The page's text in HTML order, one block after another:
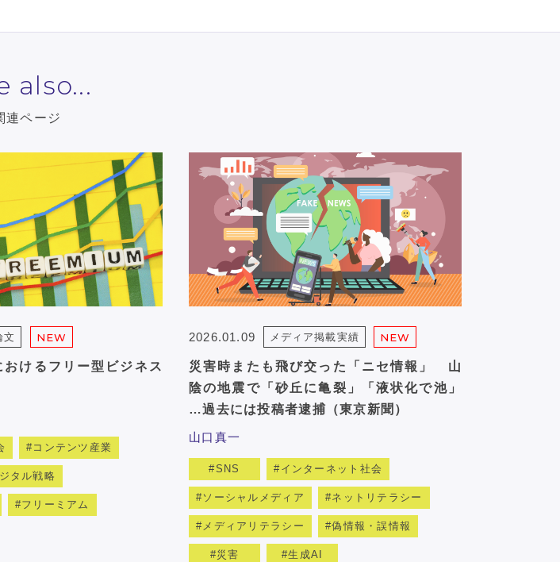
also...
連ページ
文 NEW
おけるフリー型ビジネス
コンテンツ産業
タル戦略
フリーミアム
2026.01.09 メディア掲載実績 NEW
災害時またも飛び交った「ニセ情報」 山
陰の地震で「砂丘に亀裂」「液状化で池」
…過去には投稿者逮捕（東京新聞）
山口真一
SNS インターネット社会
ソーシャルメディア ネットリテラシー
メディアリテラシー 偽情報・誤情報
災害 生成AI